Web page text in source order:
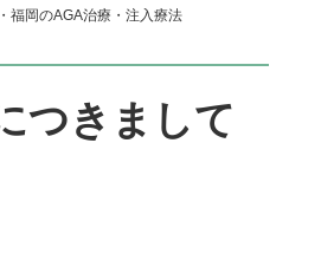
福岡のAGA治療・注入療法
つきまして